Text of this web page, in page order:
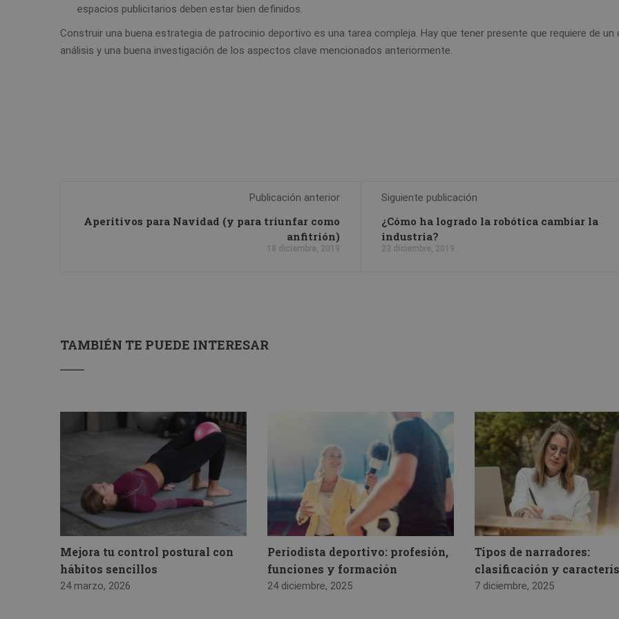
espacios publicitarios deben estar bien definidos.
Construir una buena estrategia de patrocinio deportivo es una tarea compleja. Hay que tener presente que requiere de un
análisis y una buena investigación de los aspectos clave mencionados anteriormente.
Publicación anterior
Aperitivos para Navidad (y para triunfar como
anfitrión)
18 diciembre, 2019
Siguiente publicación
¿Cómo ha logrado la robótica cambiar la
industria?
23 diciembre, 2019
TAMBIÉN TE PUEDE INTERESAR
Mejora tu control postural con
hábitos sencillos
24 marzo, 2026
Periodista deportivo: profesión,
funciones y formación
24 diciembre, 2025
Tipos de narradores:
clasificación y
7 diciembre, 2025